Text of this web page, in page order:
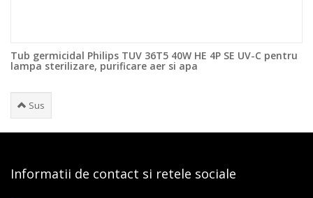
Tub germicidal Philips TUV 36T5 40W HE 4P SE UV-C pentru
lampa sterilizare, purificare aer si apa
Sus
Informatii de contact si retele sociale